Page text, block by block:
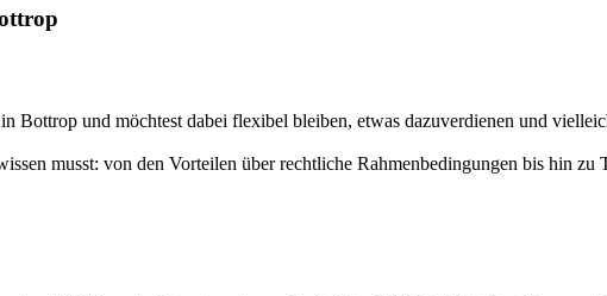
und möchtest dabei flexibel bleiben, etwas dazuverdienen und
musst: von den Vorteilen über rechtliche Rahmenbedingungen bis hin zu